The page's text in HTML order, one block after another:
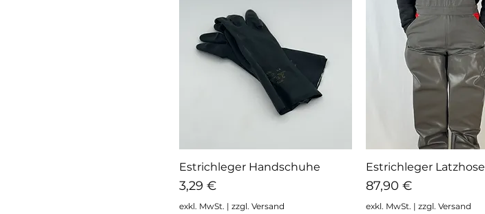
Schnellansicht
Estrichleger Handschuhe
Preis
3,29 €
exkl. MwSt. | zzgl. Versand
Schnellansicht
Estrichleger Latzhose
Preis
87,90 €
exkl. MwSt. | zzgl. Versand